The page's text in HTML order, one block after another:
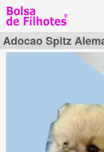
Adocao Spitz